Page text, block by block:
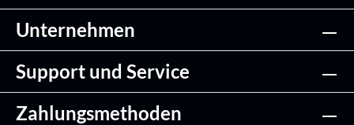
Unternehmen
Support und Service
Zahlungsmethoden